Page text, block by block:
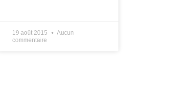
19 août 2015
Aucun
commentaire